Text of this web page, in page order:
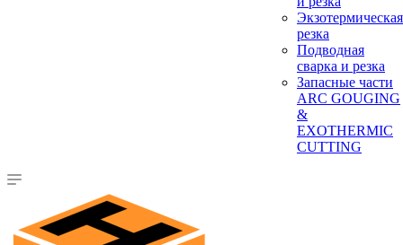
Экзотермическая
резка
Подводная
сварка и резка
Запасные части
ARC GOUGING
&
EXOTHERMIC
CUTTING